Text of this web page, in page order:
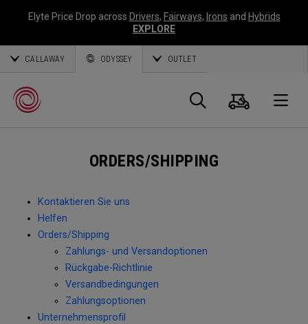
Elyte Price Drop across Drivers, Fairways, Irons and Hybrids
EXPLORE
CALLAWAY ODYSSEY OUTLET
Suche
ORDERS/SHIPPING
Kontaktieren Sie uns
Helfen
Orders/Shipping
Zahlungs- und Versandoptionen
Rückgabe-Richtlinie
Versandbedingungen
Zahlungsoptionen
Unternehmensprofil